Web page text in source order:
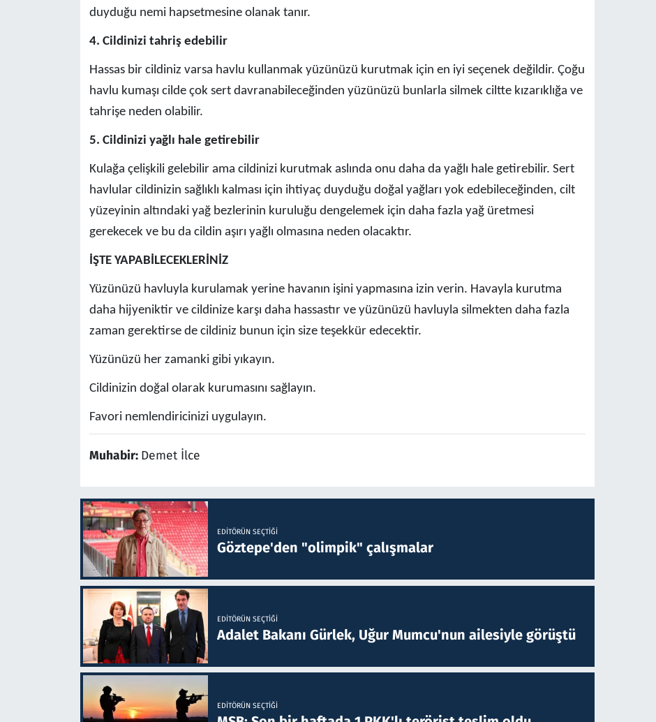
duyduğu nemi hapsetmesine olanak tanır.
4. Cildinizi tahriş edebilir
Hassas bir cildiniz varsa havlu kullanmak yüzünüzü kurutmak için en iyi seçenek değildir. Çoğu
havlu kumaşı cilde çok sert davranabileceğinden yüzünüzü bunlarla silmek ciltte kızarıklığa ve
tahrişe neden olabilir.
5. Cildinizi yağlı hale getirebilir
Kulağa çelişkili gelebilir ama cildinizi kurutmak aslında onu daha da yağlı hale getirebilir. Sert
havlular cildinizin sağlıklı kalması için ihtiyaç duyduğu doğal yağları yok edebileceğinden, cilt
yüzeyinin altındaki yağ bezlerinin kuruluğu dengelemek için daha fazla yağ üretmesi
gerekecek ve bu da cildin aşırı yağlı olmasına neden olacaktır.
İŞTE YAPABİLECEKLERİNİZ
Yüzünüzü havluyla kurulamak yerine havanın işini yapmasına izin verin. Havayla kurutma
daha hijyeniktir ve cildinize karşı daha hassastır ve yüzünüzü havluyla silmekten daha fazla
zaman gerektirse de cildiniz bunun için size teşekkür edecektir.
Yüzünüzü her zamanki gibi yıkayın.
Cildinizin doğal olarak kurumasını sağlayın.
Favori nemlendiricinizi uygulayın.
Muhabir: Demet İlce
EDITÖRÜN SEÇTIĞI
Göztepe'den "olimpik" çalışmalar
EDITÖRÜN SEÇTIĞI
Adalet Bakanı Gürlek, Uğur Mumcu'nun ailesiyle görüştü
EDITÖRÜN SEÇTIĞI